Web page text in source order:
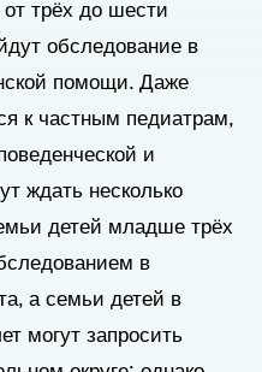
трёх до шести
обследование в
помощи. Даже
к частным педиатрам,
и
ждать несколько
детей младше трёх
в
а семьи детей в
могут запросить